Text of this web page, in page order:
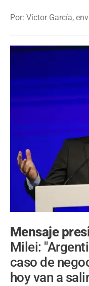
Por: Víctor García,
Mensaje
Milei:
caso de
hoy van a